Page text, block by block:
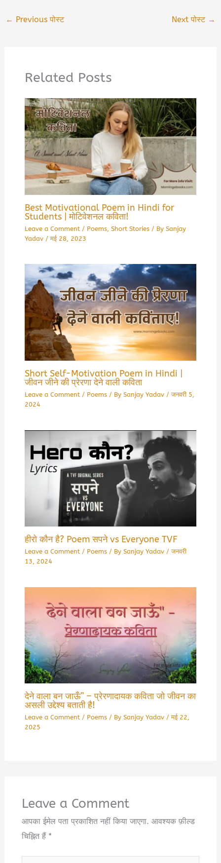
← Previous पोस्ट Next पोस्ट →
Related Posts
Best Motivational Poem in Hindi for
Students | मोटिवेशनल कविता!
Leave a Comment / Poems, Short Stories/ By Sanjay
Yadav /मई 28, 2023
Short Self-Motivation Poem in Hindi |
जीवन जीने की प्रेरणा देने वाली कविता
Leave a Comment / Poems/ By Sanjay Yadav /जनवरी 5,
2024
हीरो कौन है? Poem सपने vs Everyone TVF
Leave a Comment / Poems/ By Sanjay Yadav /जनवरी
13, 2024
देने वाला बन जाऊँ” – प्रेरणादायक कविता जो जीवन का
असली उद्देश्य बताती है!
Leave a Comment / Poems/ By Sanjay Yadav /मई 22,
2025
Leave a Comment
आपका ईमेल पता प्रकाशित नहीं किया जाएगा. आवश्यक फ़ील्ड
चिह्नित हैं *